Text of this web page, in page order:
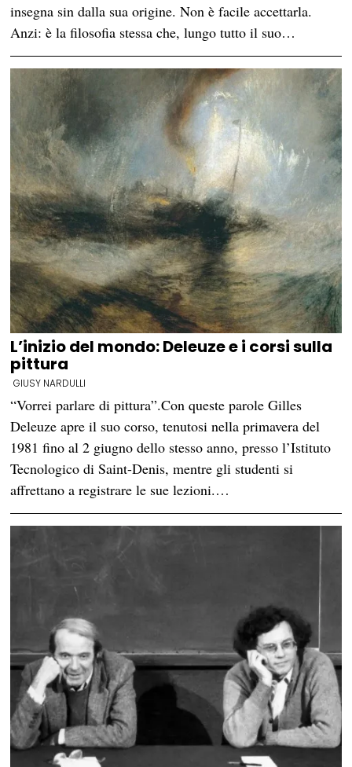
insegna sin dalla sua origine. Non è facile accettarla.
Anzi: è la filosofia stessa che, lungo tutto il suo…
L’inizio del mondo: Deleuze e i corsi sulla
pittura
GIUSY NARDULLI
“Vorrei parlare di pittura”.Con queste parole Gilles
Deleuze apre il suo corso, tenutosi nella primavera del
1981 fino al 2 giugno dello stesso anno, presso l’Istituto
Tecnologico di Saint-Denis, mentre gli studenti si
affrettano a registrare le sue lezioni.…